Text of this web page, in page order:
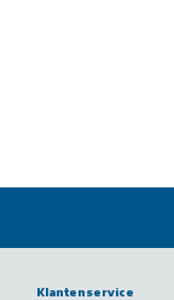
Klantenservice